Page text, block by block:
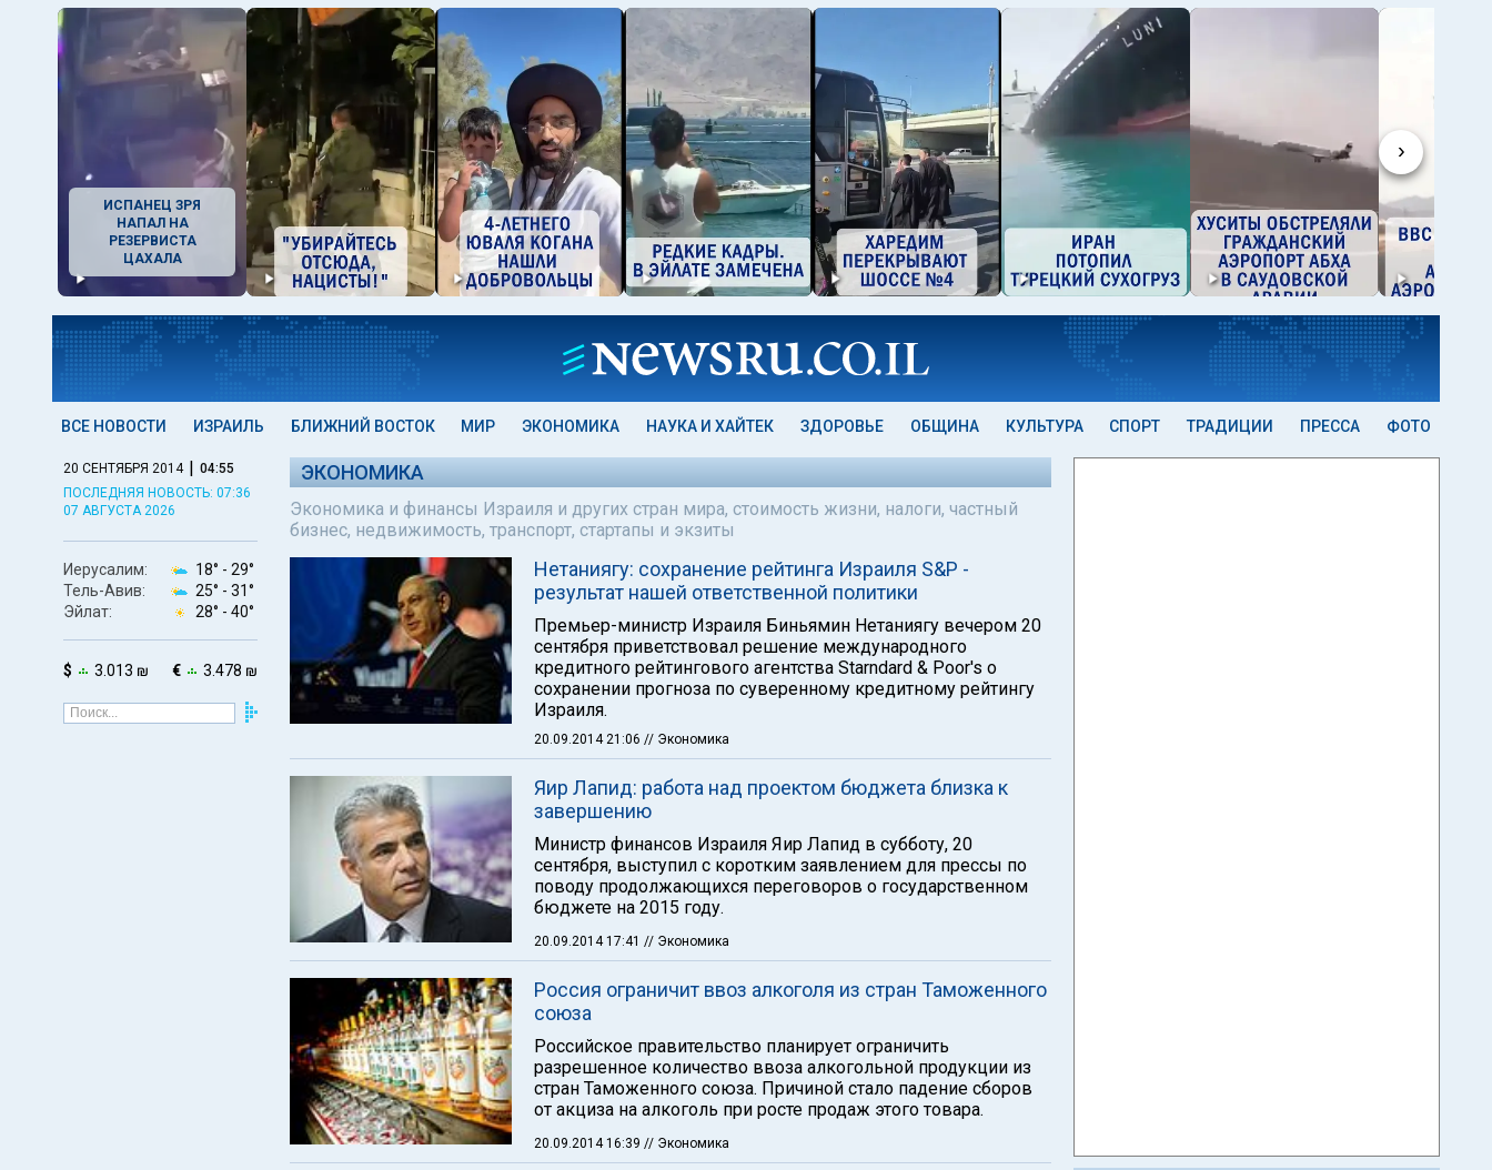
›
ИСПАНЕЦ ЗРЯ
НАПАЛ НА
РЕЗЕРВИСТА
ЦАХАЛА
ВСЕ НОВОСТИ ИЗРАИЛЬ БЛИЖНИЙ ВОСТОК МИР ЭКОНОМИКА НАУКА И ХАЙТЕК ЗДОРОВЬЕ ОБЩИНА КУЛЬТУРА СПОРТ ТРАДИЦИИ ПРЕССА ФОТО
20 СЕНТЯБРЯ 2014 | 04:55
ПОСЛЕДНЯЯ НОВОСТЬ: 07:36
07 АВГУСТА 2026
Иерусалим: 18° - 29°
Тель-Авив:
25° - 31°
Эйлат:
28° - 40°
$ 3.013 ₪ € 3.478 ₪
ЭКОНОМИКА
Экономика и финансы Израиля и других стран мира, стоимость жизни, налоги, частный
бизнес, недвижимость, транспорт, стартапы и экзиты
Нетаниягу: сохранение рейтинга Израиля S&P -
результат нашей ответственной политики
Премьер-министр Израиля Биньямин Нетаниягу вечером 20
сентября приветствовал решение международного
кредитного рейтингового агентства Starndard & Poor's о
сохранении прогноза по суверенному кредитному рейтингу
Израиля.
20.09.2014 21:06 // Экономика
Яир Лапид: работа над проектом бюджета близка к
завершению
Министр финансов Израиля Яир Лапид в субботу, 20
сентября, выступил с коротким заявлением для прессы по
поводу продолжающихся переговоров о государственном
бюджете на 2015 году.
20.09.2014 17:41 // Экономика
Россия ограничит ввоз алкоголя из стран Таможенного
союза
Российское правительство планирует ограничить
разрешенное количество ввоза алкогольной продукции из
стран Таможенного союза. Причиной стало падение сборов
от акциза на алкоголь при росте продаж этого товара.
20.09.2014 16:39 // Экономика